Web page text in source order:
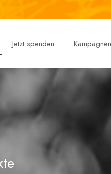
Jetzt spenden Kampagnen
te